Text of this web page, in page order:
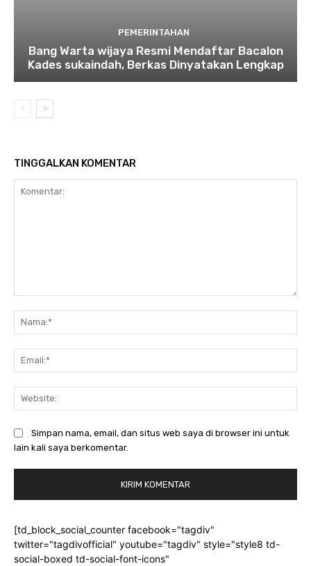
PEMERINTAHAN
Bang Warta wijaya Resmi Mendaftar Bacalon
Kades sukaindah, Berkas Dinyatakan Lengkap
TINGGALKAN KOMENTAR
Simpan nama, email, dan situs web saya di browser ini untuk
lain kali saya berkomentar.
[td_block_social_counter facebook="tagdiv"
twitter="tagdivofficial" youtube="tagdiv" style="style8 td-
social-boxed td-social-font-icons"